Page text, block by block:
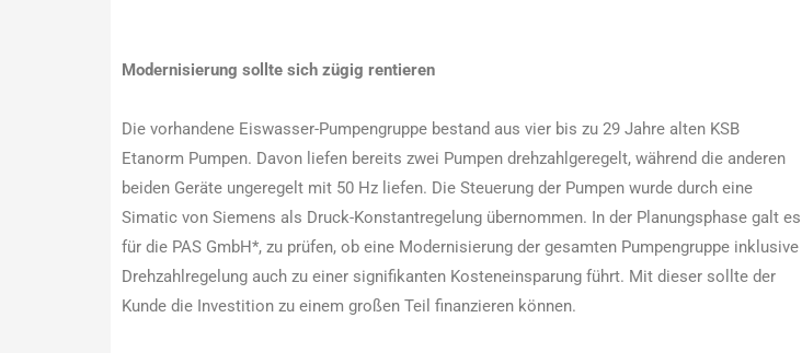
Modernisierung sollte sich zügig rentieren
Die vorhandene Eiswasser-Pumpengruppe bestand aus vier bis zu 29 Jahre alten KSB
Etanorm Pumpen. Davon liefen bereits zwei Pumpen drehzahlgeregelt, während die anderen
beiden Geräte ungeregelt mit 50 Hz liefen. Die Steuerung der Pumpen wurde durch eine
Simatic von Siemens als Druck-Konstantregelung übernommen. In der Planungsphase galt es
für die PAS GmbH*, zu prüfen, ob eine Modernisierung der gesamten Pumpengruppe inklusive
Drehzahlregelung auch zu einer signifikanten Kosteneinsparung führt. Mit dieser sollte der
Kunde die Investition zu einem großen Teil finanzieren können.